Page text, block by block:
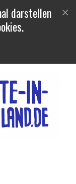
darstellen